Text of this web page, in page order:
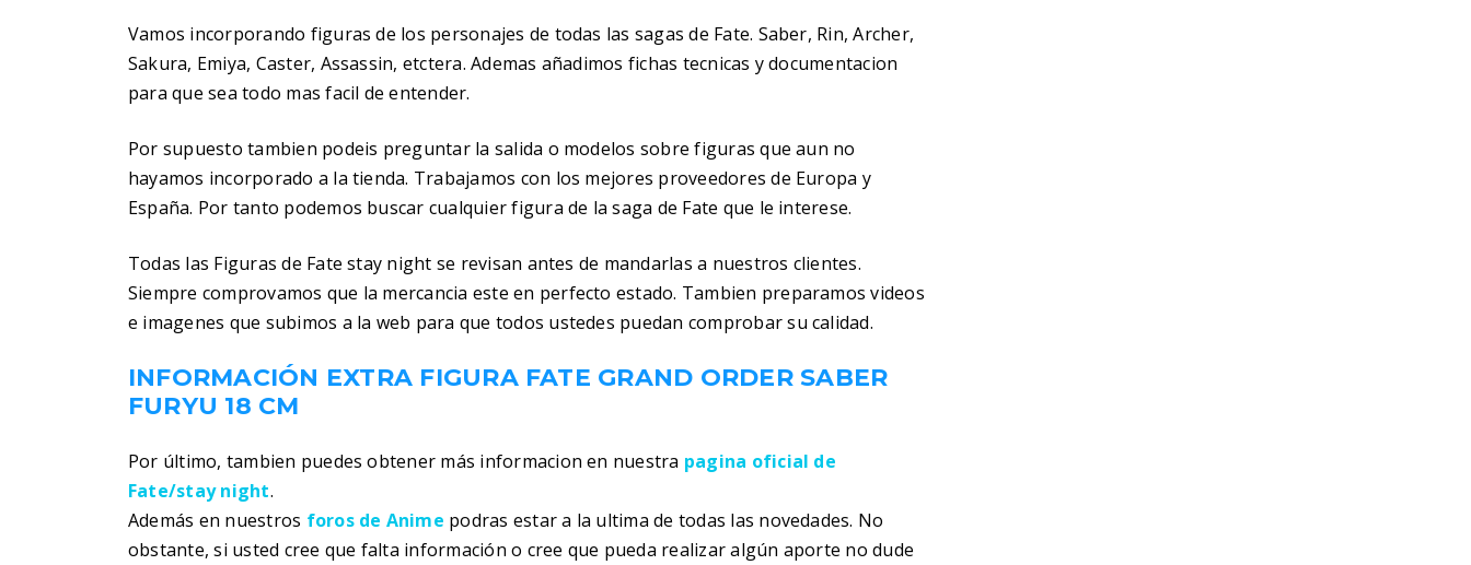
Vamos incorporando figuras de los personajes de todas las sagas de Fate. Saber, Rin, Archer,
Sakura, Emiya, Caster, Assassin, etctera. Ademas añadimos fichas tecnicas y documentacion
para que sea todo mas facil de entender.
Por supuesto tambien podeis preguntar la salida o modelos sobre figuras que aun no
hayamos incorporado a la tienda. Trabajamos con los mejores proveedores de Europa y
España. Por tanto podemos buscar cualquier figura de la saga de Fate que le interese.
Todas las Figuras de Fate stay night se revisan antes de mandarlas a nuestros clientes.
Siempre comprovamos que la mercancia este en perfecto estado. Tambien preparamos videos
e imagenes que subimos a la web para que todos ustedes puedan comprobar su calidad.
INFORMACIÓN EXTRA FIGURA FATE GRAND ORDER SABER
FURYU 18 CM
Por último, tambien puedes obtener más informacion en nuestra pagina oficial de
Fate/stay night.
Además en nuestros foros de Anime podras estar a la ultima de todas las novedades. No
obstante, si usted cree que falta información o cree que pueda realizar algún aporte no dude